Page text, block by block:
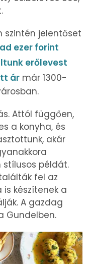
szintén jelentőset
ezer forint
erőlevest
ár már 1300-
Attól függően,
a konyha, és
akár
példát.
fel az
készítenek a
A gazdag
Gundelben.